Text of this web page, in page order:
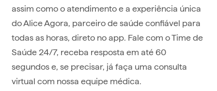
assim como o atendimento e a experiência única
do Alice Agora, parceiro de saúde confiável para
todas as horas, direto no app. Fale com o Time de
Saúde 24/7, receba resposta em até 60
segundos e, se precisar, já faça uma consulta
virtual com nossa equipe médica.